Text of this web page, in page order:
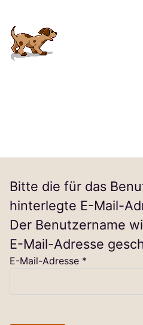
Bitte die für das
hinterlegte E-Mail-
Der Benutzername
E-Mail-Adresse
E-Mail-Adresse *